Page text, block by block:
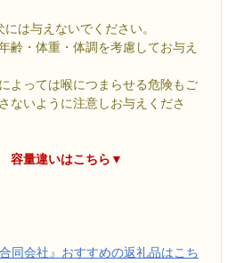
は与えないでください。
齢・体重・体調を考慮してお与え
よっては喉につまらせる危険もご
ないように注意しお与えくださ
容量違いはこちら▼
同会社』おすすめの返礼品はこち